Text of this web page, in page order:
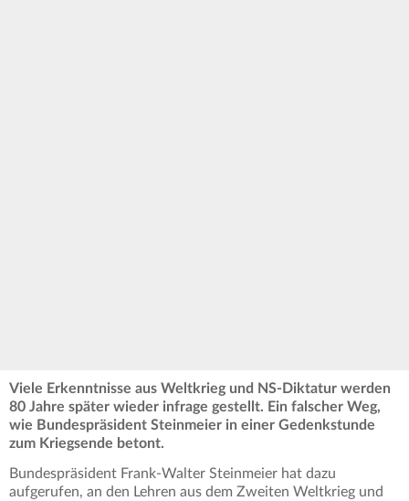
Viele Erkenntnisse aus Weltkrieg und NS-Diktatur werden
80 Jahre später wieder infrage gestellt. Ein falscher Weg,
wie Bundespräsident Steinmeier in einer Gedenkstunde
zum Kriegsende betont.
Bundespräsident Frank-Walter Steinmeier hat dazu
aufgerufen, an den Lehren aus dem Zweiten Weltkrieg und